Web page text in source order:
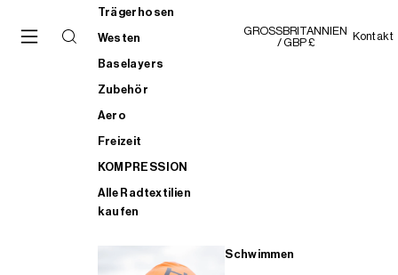
Trägerhosen
Westen
Baselayers
Zubehör
Aero
Freizeit
KOMPRESSION
Alle Radtextilien
kaufen
Schwimmen
GROSSBRITANNIEN
/ GBP £
Kontakt